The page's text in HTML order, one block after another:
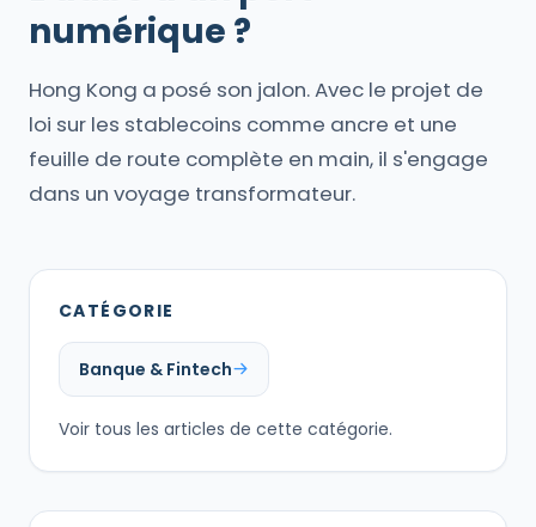
numérique ?
Hong Kong a posé son jalon. Avec le projet de
loi sur les stablecoins comme ancre et une
feuille de route complète en main, il s'engage
dans un voyage transformateur.
CATÉGORIE
Banque & Fintech
Voir tous les articles de cette catégorie.